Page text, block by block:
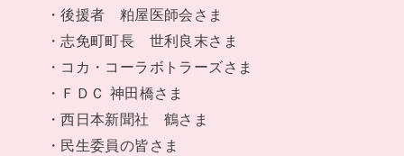
・後援者 粕屋医師会さま
・志免町町長 世利良末さま
・コカ・コーラボトラーズさま
・ＦＤＣ 神田橋さま
・西日本新聞社 鶴さま
・民生委員の皆さま